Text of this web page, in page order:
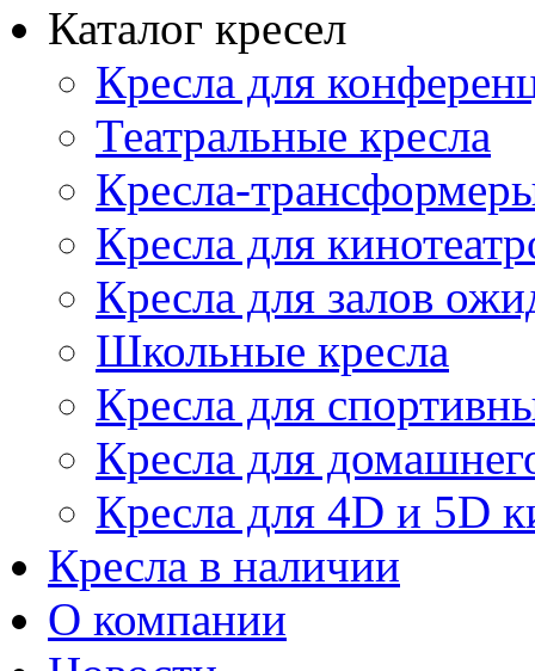
Каталог кресел
Кресла для
Театральные кресла
Кресла-
Кресла для
Кресла для залов
Школьные кресла
Кресла для
Кресла для
Кресла для 4D и 5D
Кресла в наличии
О компании